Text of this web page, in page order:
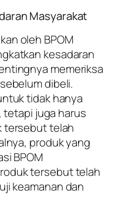
Masyarakat
oleh BPOM
kesadaran
memeriksa
dibeli.
tidak hanya
tetapi juga harus
tersebut telah
produk yang
BPOM
tersebut telah
keamanan dan